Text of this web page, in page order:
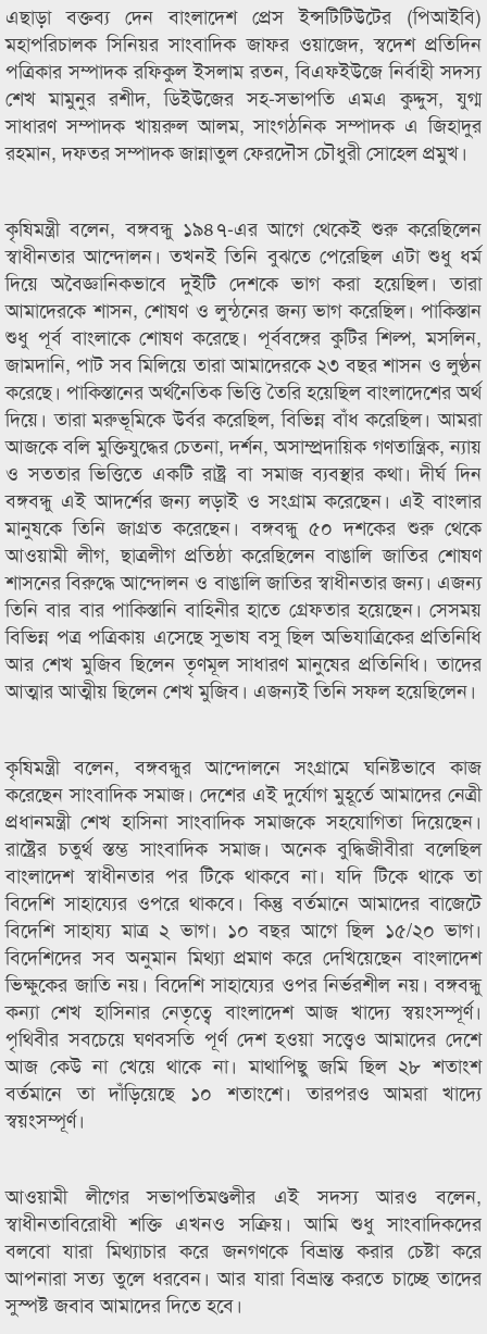
এছাড়া বক্তব্য দেন বাংলাদেশ প্রেস ইন্সটিটিউটের (পিআইবি)
মহাপরিচালক সিনিয়র সাংবাদিক জাফর ওয়াজেদ, স্বদেশ প্রতিদিন
পত্রিকার সম্পাদক রফিকুল ইসলাম রতন, বিএফইউজে নির্বাহী সদস্য
শেখ মামুনুর রশীদ, ডিইউজের সহ-সভাপতি এমএ কুদ্দুস, যুগ্ম
সাধারণ সম্পাদক খায়রুল আলম, সাংগঠনিক সম্পাদক এ জিহাদুর
রহমান, দফতর সম্পাদক জান্নাতুল ফেরদৌস চৌধুরী সোহেল প্রমুখ।
কৃষিমন্ত্রী বলেন, বঙ্গবন্ধু ১৯৪৭-এর আগে থেকেই শুরু করেছিলেন
স্বাধীনতার আন্দোলন। তখনই তিনি বুঝতে পেরেছিল এটা শুধু ধর্ম
দিয়ে অবৈজ্ঞানিকভাবে দুইটি দেশকে ভাগ করা হয়েছিল। তারা
আমাদেরকে শাসন, শোষণ ও লুন্ঠনের জন্য ভাগ করেছিল। পাকিস্তান
শুধু পূর্ব বাংলাকে শোষণ করেছে। পূর্ববঙ্গের কুটির শিল্প, মসলিন,
জামদানি, পাট সব মিলিয়ে তারা আমাদেরকে ২৩ বছর শাসন ও লুণ্ঠন
করেছে। পাকিস্তানের অর্থনৈতিক ভিত্তি তৈরি হয়েছিল বাংলাদেশের অর্থ
দিয়ে। তারা মরুভূমিকে উর্বর করেছিল, বিভিন্ন বাঁধ করেছিল। আমরা
আজকে বলি মুক্তিযুদ্ধের চেতনা, দর্শন, অসাম্প্রদায়িক গণতান্ত্রিক, ন্যায়
ও সততার ভিত্তিতে একটি রাষ্ট্র বা সমাজ ব্যবস্থার কথা। দীর্ঘ দিন
বঙ্গবন্ধু এই আদর্শের জন্য লড়াই ও সংগ্রাম করেছেন। এই বাংলার
মানুষকে তিনি জাগ্রত করেছেন। বঙ্গবন্ধু ৫০ দশকের শুরু থেকে
আওয়ামী লীগ, ছাত্রলীগ প্রতিষ্ঠা করেছিলেন বাঙালি জাতির শোষণ
শাসনের বিরুদ্ধে আন্দোলন ও বাঙালি জাতির স্বাধীনতার জন্য। এজন্য
তিনি বার বার পাকিস্তানি বাহিনীর হাতে গ্রেফতার হয়েছেন। সেসময়
বিভিন্ন পত্র পত্রিকায় এসেছে সুভাষ বসু ছিল অভিযাত্রিকের প্রতিনিধি
আর শেখ মুজিব ছিলেন তৃণমূল সাধারণ মানুষের প্রতিনিধি। তাদের
আত্মার আত্মীয় ছিলেন শেখ মুজিব। এজন্যই তিনি সফল হয়েছিলেন।
কৃষিমন্ত্রী বলেন, বঙ্গবন্ধুর আন্দোলনে সংগ্রামে ঘনিষ্টভাবে কাজ
করেছেন সাংবাদিক সমাজ। দেশের এই দুর্যোগ মুহূর্তে আমাদের নেত্রী
প্রধানমন্ত্রী শেখ হাসিনা সাংবাদিক সমাজকে সহযোগিতা দিয়েছেন।
রাষ্ট্রের চতুর্থ স্তম্ভ সাংবাদিক সমাজ। অনেক বুদ্ধিজীবীরা বলেছিল
বাংলাদেশ স্বাধীনতার পর টিকে থাকবে না। যদি টিকে থাকে তা
বিদেশি সাহায্যের ওপরে থাকবে। কিন্তু বর্তমানে আমাদের বাজেটে
বিদেশি সাহায্য মাত্র ২ ভাগ। ১০ বছর আগে ছিল ১৫/২০ ভাগ।
বিদেশিদের সব অনুমান মিথ্যা প্রমাণ করে দেখিয়েছেন বাংলাদেশ
ভিক্ষুকের জাতি নয়। বিদেশি সাহায্যের ওপর নির্ভরশীল নয়। বঙ্গবন্ধু
কন্যা শেখ হাসিনার নেতৃত্বে বাংলাদেশ আজ খাদ্যে স্বয়ংসম্পূর্ণ।
পৃথিবীর সবচেয়ে ঘণবসতি পূর্ণ দেশ হওয়া সত্ত্বেও আমাদের দেশে
আজ কেউ না খেয়ে থাকে না। মাথাপিছু জমি ছিল ২৮ শতাংশ
বর্তমানে তা দাঁড়িয়েছে ১০ শতাংশে। তারপরও আমরা খাদ্যে
স্বয়ংসম্পূর্ণ।
আওয়ামী লীগের সভাপতিমণ্ডলীর এই সদস্য আরও বলেন,
স্বাধীনতাবিরোধী শক্তি এখনও সক্রিয়। আমি শুধু সাংবাদিকদের
বলবো যারা মিথ্যাচার করে জনগণকে বিভ্রান্ত করার চেষ্টা করে
আপনারা সত্য তুলে ধরবেন। আর যারা বিভ্রান্ত করতে চাচ্ছে তাদের
সুস্পষ্ট জবাব আমাদের দিতে হবে।